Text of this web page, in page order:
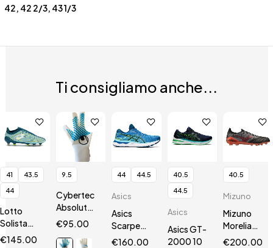
42, 42 2/3, 43 1/3
Ti consigliamo anche...
41
43.5
44
Lotto
Solista
200 VII
€145.00
9.5
Cybertec
AbsolutGrip
HN
€95.00
44 44.5
Asics
Asics
Scarpe
Gel
€160.00
40.5
44.5
Asics
Asics GT-
2000 10
40.5
Mizuno
Mizuno
Morelia
Neo III Β
€200.00